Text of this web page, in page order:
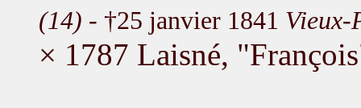
(14) - †25 janvier 1841 Vieux-
× 1787 Laisné,